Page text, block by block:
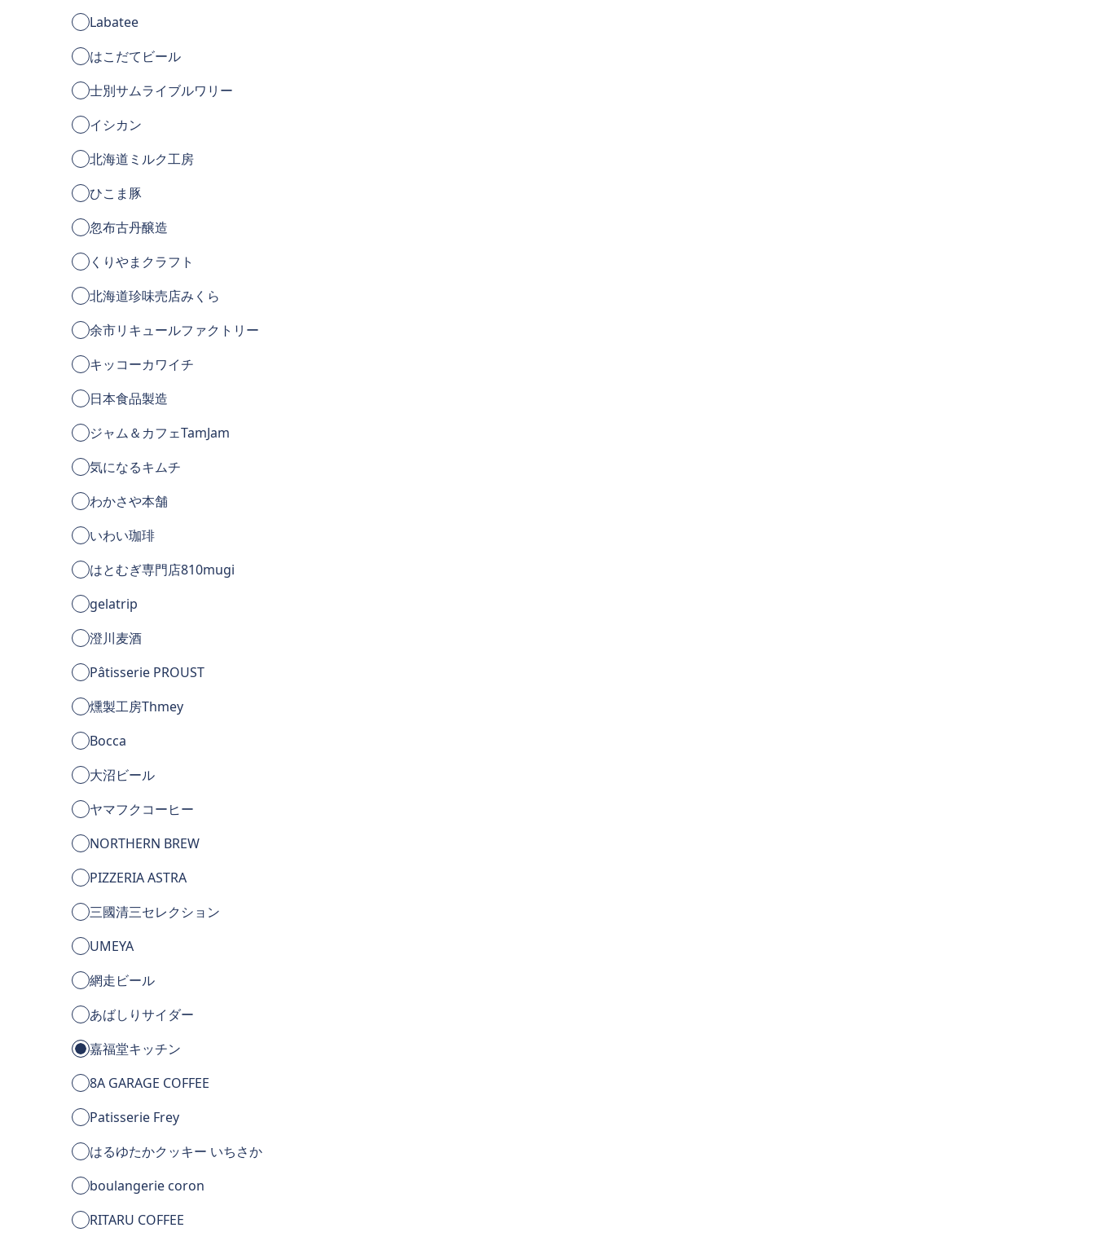
Labatee
はこだてビール
士別サムライブルワリー
イシカン
北海道ミルク工房
ひこま豚
忽布古丹醸造
くりやまクラフト
北海道珍味売店みくら
余市リキュールファクトリー
キッコーカワイチ
日本食品製造
ジャム＆カフェTamJam
気になるキムチ
わかさや本舗
いわい珈琲
はとむぎ専門店810mugi
gelatrip
澄川麦酒
Pâtisserie PROUST
燻製工房Thmey
Bocca
大沼ビール
ヤマフクコーヒー
NORTHERN BREW
PIZZERIA ASTRA
三國清三セレクション
UMEYA
網走ビール
あばしりサイダー
嘉福堂キッチン
8A GARAGE COFFEE
Patisserie Frey
はるゆたかクッキー いちさか
boulangerie coron
RITARU COFFEE